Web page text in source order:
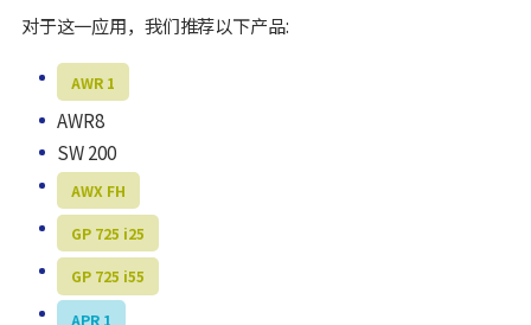
对于这一应用，我们推荐以下产品:
AWR 1
AWR8
SW 200
AWX FH
GP 725 i25
GP 725 i55
APR 1